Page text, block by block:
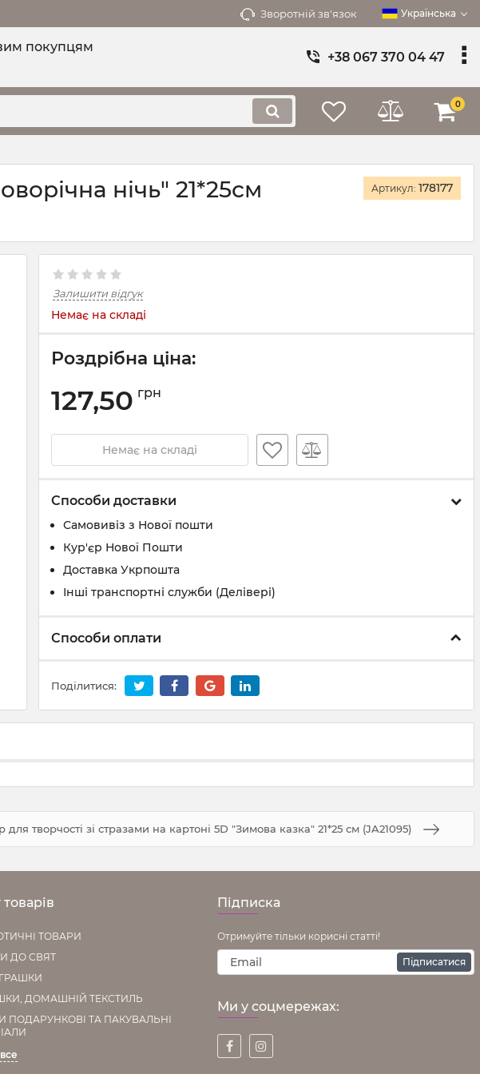
Зворотній зв'язок Українська
покупцям
+38 067 370 04 47
0
нічь" 21*25см
Артикул: 178177
Залишити відгук
Немає на складі
Роздрібна ціна:
127,50 грн
Немає на складі
Способи доставки
Самовивіз з Нової пошти
Кур'єр Нової Пошти
Доставка Укрпошта
Інші транспортні служби (Делівері)
Способи оплати
Поділитися:
для творчості зі стразами на картоні 5D "Зимова казка" 21*25 см (JA21095)
товарів
ТОВАРИ
ДО СВЯТ
ДОМАШНІЙ ТЕКСТИЛЬ
ПОДАРУНКОВІ ТА ПАКУВАЛЬНІ
Підписка
Отримуйте тільки корисні статті!
Підписатися
Ми у соцмережах: